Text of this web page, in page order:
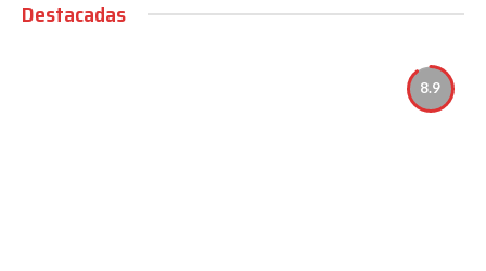
Destacadas
8.9